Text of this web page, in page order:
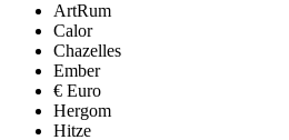
ArtRum
Calor
Chazelles
Ember
€ Euro
Hergom
Hitze